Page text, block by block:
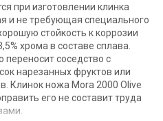
при изготовлении клинка
и не требующая специального
стойкость к коррозии
хрома в составе сплава.
переносит соседство с
нарезанных фруктов или
Клинок ножа Mora 2000 Olive
его не составит труда